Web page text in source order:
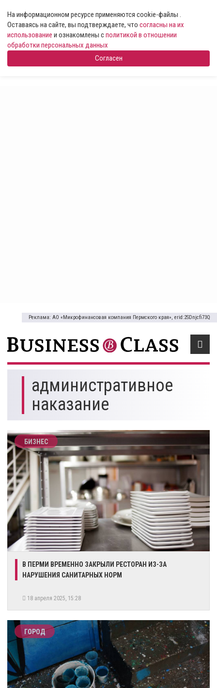
На информационном ресурсе применяются cookie-файлы .
Оставаясь на сайте, вы подтверждаете, что согласны на их
использование и ознакомлены сполитикой в отношении
обработки персональных данных
Согласен
Реклама: АО «Микрофинансовая компания Пермского края», erid:2SDnjcfi73Q
административное
наказание
БИЗНЕС
В ПЕРМИ ВРЕМЕННО ЗАКРЫЛИ РЕСТОРАН ИЗ-ЗА
НАРУШЕНИЯ САНИТАРНЫХ НОРМ
18 апреля 2025, 15:28
ГОРОД